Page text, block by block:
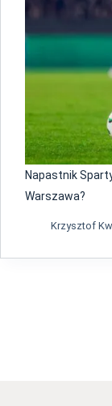
Napastnik
Warszawa?
Krzysztof